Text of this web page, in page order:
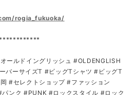
rogia_fukuoka/
ールドイングリッシュ #OLDENGLISH
バーサイズT #ビッグTシャツ #ビッグT
#セレクトショップ #ファッション
ンク #PUNK #ロックスタイル #ロック